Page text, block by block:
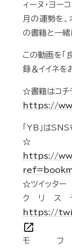
ィーヌ・ヨー
月の運勢を
の書籍と一緒
この動画を「
録＆イイネ
☆書籍はコチ
https://
「YB」は
https://
☆ツイッター
クリ
https://
open_in_new
モ